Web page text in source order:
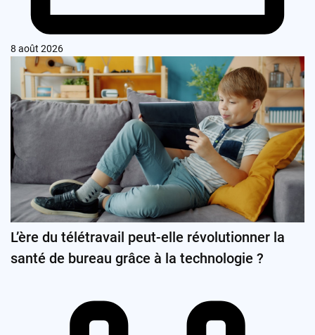
8 août 2026
L’ère du télétravail peut-elle révolutionner la
santé de bureau grâce à la technologie ?